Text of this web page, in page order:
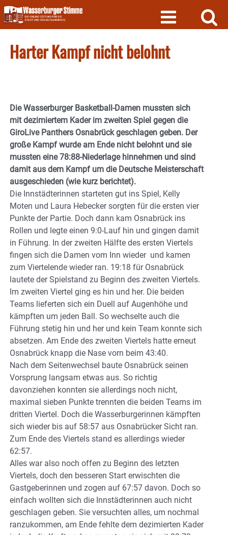
Skip
to
content
Harter Kampf nicht belohnt
Die Wasserburger Basketball-Damen mussten sich
mit dezimiertem Kader im zweiten Spiel gegen die
GiroLive Panthers Osnabrück geschlagen geben. Der
große Kampf wurde am Ende nicht belohnt und sie
mussten eine 78:88-Niederlage hinnehmen und sind
damit aus dem Kampf um die Deutsche Meisterschaft
ausgeschieden (wie kurz berichtet).
Die Innstädterinnen starteten gut ins Spiel, Kelly
Moten und Laura Hebecker sorgten für die ersten vier
Punkte der Partie. Doch dann kam Osnabrück ins
Rollen und legte einen 9:0-Lauf hin und gingen damit
in Führung. In der zweiten Hälfte des ersten Viertels
fingen sich die Damen vom Inn wieder und kamen
zum Viertelende wieder ran. 19:18 für Osnabrück
lautete der Spielstand zu Beginn des zweiten Viertels.
Im zweiten Viertel ging es hin und her. Die beiden
Teams lieferten sich ein Duell auf Augenhöhe und
kämpften um jeden Ball. So wechselte auch die
Führung stetig hin und her und kein Team konnte sich
absetzen. Am Ende des zweiten Viertels hatte erneut
Osnabrück knapp die Nase vorn beim 43:40.
Nach dem Seitenwechsel baute Osnabrück seinen
Vorsprung langsam etwas aus. So richtig
davonziehen konnten sie allerdings noch nicht,
maximal sieben Punkte trennten die beiden Teams im
dritten Viertel. Doch die Wasserburgerinnen kämpften
sich wieder bis auf 58:57 aus Osnabrücker Sicht ran.
Zum Ende des Viertels stand es allerdings wieder
62:57.
Alles war also noch offen zu Beginn des letzten
Viertels, doch den besseren Start erwischten die
Gastgeberinnen und zogen auf 67:57 davon. Doch so
einfach wollten sich die Innstädterinnen auch nicht
geschlagen geben. Sie versuchten alles, um nochmal
ranzukommen, am Ende fehlte dem dezimierten Kader